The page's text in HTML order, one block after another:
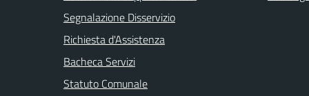
Segnalazione Disservizio
Richiesta d'Assistenza
Bacheca Servizi
Statuto Comunale